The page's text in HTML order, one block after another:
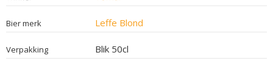
Bier merk Leffe Blond
Verpakking Blik 50cl